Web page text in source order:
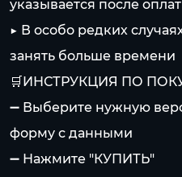
указывается после
▶️ В особо редких
занять больше времени
🛒ИНСТРУКЦИЯ ПО
➖ Выберите нужную
форму с данными
➖ Нажмите "КУПИТЬ"